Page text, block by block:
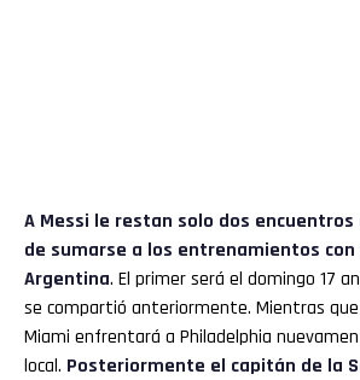
A Messi le restan solo dos
de sumarse a los entrenamientos con
Argentina. El primer será el domingo 17
se compartió anteriormente. Mientras
Miami enfrentará a Philadelphia
local. Posteriormente el capitán de la